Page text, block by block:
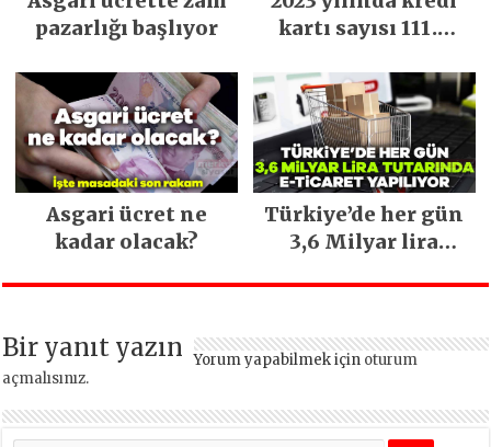
pazarlığı başlıyor
kartı sayısı 111.4
Asgari ücret ne
kadar olacak?
Türkiye’de her gün
3,6 Milyar lira
yapılıyor
Bir yanıt yazın Yorum yapabilmek için oturum
açmalısınız.